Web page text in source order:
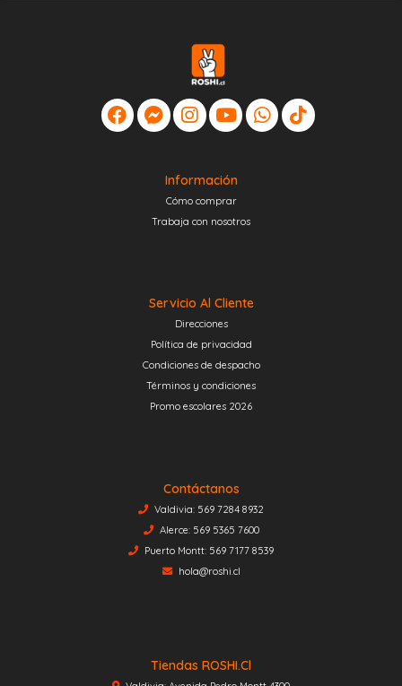
Información
Cómo comprar
Trabaja con nosotros
Servicio Al Cliente
Direcciones
Política de privacidad
Condiciones de despacho
Términos y condiciones
Promo escolares 2026
Contáctanos
Valdivia: 569 7284 8932
Alerce: 569 5365 7600
Puerto Montt: 569 7177 8539
hola@roshi.cl
Tiendas ROSHI.cl